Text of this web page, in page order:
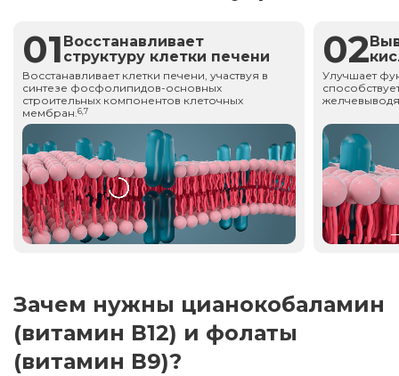
01 Восстанавливает
структуру клетки печени
Восстанавливает клетки печени, участвуя в
синтезе фосфолипидов-основных
строительных компонентов клеточных
мембран.6,7
02
Улучшает
Зачем нужны цианокобаламин
(витамин В12) и фолаты
(витамин В9)?